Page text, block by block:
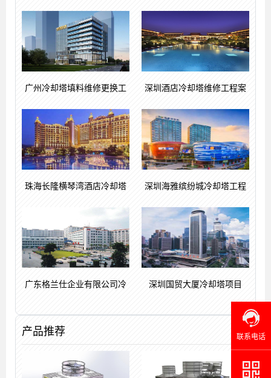
广州冷却塔填料维修更换工 深圳酒店冷却塔维修工程案
珠海长隆横琴湾酒店冷却塔 深圳海雅缤纷城冷却塔工程
广东格兰仕企业有限公司冷 深圳国贸大厦冷却塔项目
产品推荐 联系电话